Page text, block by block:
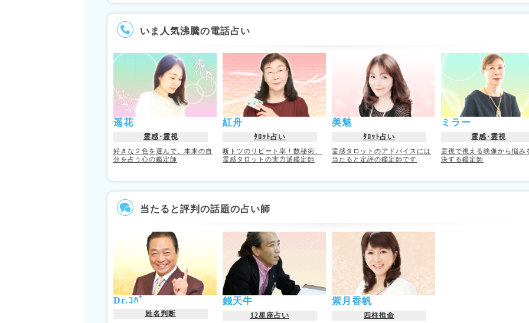
いま人気沸騰の電話占い
遥花
霊感･霊視
好きな２色を選んで、本来の自
分を占う心の鑑定師
紅舟
ﾀﾛｯﾄ占い
断トツのリピート率！数秘術、
霊感タロットの実力派鑑定師
美魅
ﾀﾛｯﾄ占い
霊感タロットのアドバイスには
当たると定評の鑑定師です
ミラー
霊感･霊視
霊視で視える映像から悩み
決する鑑定師
当たると評判の話題の占い師
Dr.ｺﾊﾟ
姓名判断
錢天牛
12星座占い
紫月香帆
四柱推命